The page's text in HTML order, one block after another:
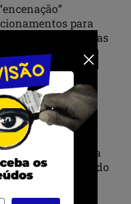
para
das manchas
várias
que se
de óleos
mangues que
de vida. A BBC
prefeituras e
tentam camuflar a
para a economia do